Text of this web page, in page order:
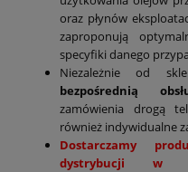
oraz płynów
zaproponują
specyfiki danego
Niezależnie od
bezpośrednią
zamówienia drogą
również indywidualne
Dostarczamy
dystrybucji w